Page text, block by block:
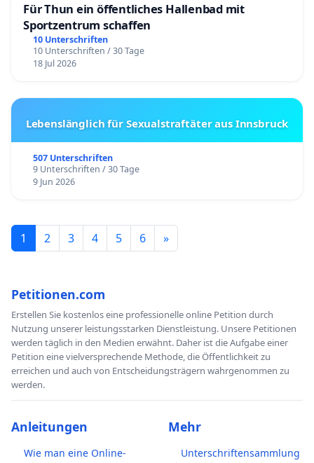
Für Thun ein öffentliches Hallenbad mit
Sportzentrum schaffen
10 Unterschriften
10 Unterschriften / 30 Tage
18 Jul 2026
Lebenslänglich für Sexualstraftäter aus Innsbruck
507 Unterschriften
9 Unterschriften / 30 Tage
9 Jun 2026
1 2 3 4 5 6 »
Petitionen.com
Erstellen Sie kostenlos eine professionelle online Petition durch
Nutzung unserer leistungsstarken Dienstleistung. Unsere Petitionen
werden täglich in den Medien erwähnt. Daher ist die Aufgabe einer
Petition eine vielversprechende Methode, die Öffentlichkeit zu
erreichen und auch von Entscheidungsträgern wahrgenommen zu
werden.
Anleitungen
Wie man eine Online-
Mehr
Unterschriftensammlung